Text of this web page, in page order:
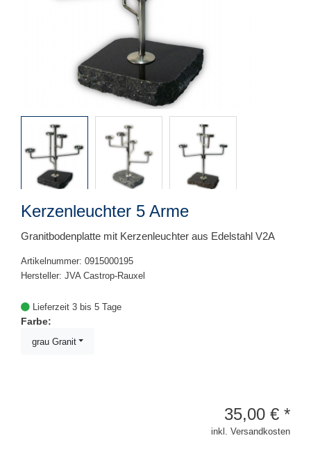
Kerzenleuchter 5 Arme
Granitbodenplatte mit Kerzenleuchter aus Edelstahl V2A
Artikelnummer: 0915000195
Hersteller: JVA Castrop-Rauxel
Lieferzeit 3 bis 5 Tage
Farbe:
grau Granit
35,00 € *
inkl. Versandkosten